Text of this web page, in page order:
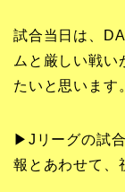
試合当日は、
ムと厳しい戦い
たいと思います。
▶Jリーグの試
報とあわせて、